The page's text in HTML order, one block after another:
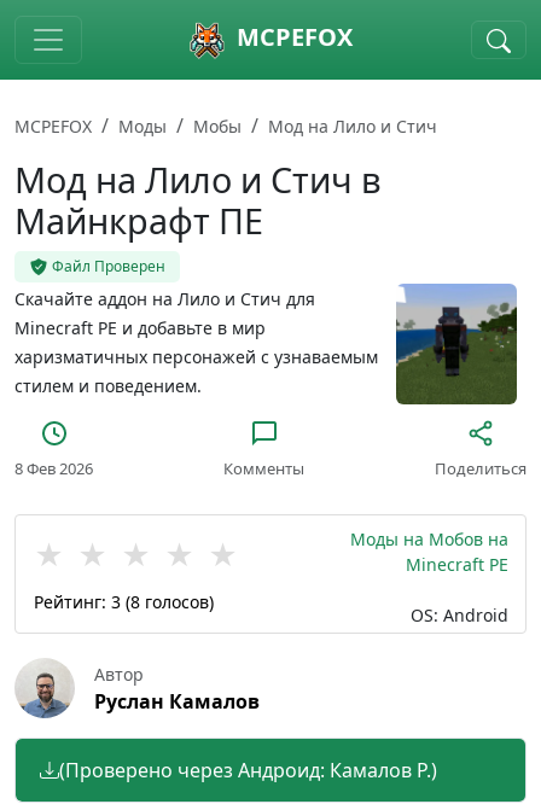
Skip to main content MCPEFOX
MCPEFOX Моды Мобы Мод на Лило и Стич
Мод на Лило и Стич в
Майнкрафт ПЕ
Файл Проверен
Скачайте аддон на Лило и Стич для
Minecraft PE и добавьте в мир
харизматичных персонажей с узнаваемым
стилем и поведением.
8 Фев 2026 Комменты Поделиться
★ ★ ★ ★ ★
Рейтинг: 3 (8 голосов)
Моды на Мобов на
Minecraft PE
OS: Android
Автор
Руслан Камалов
(Проверено через Андроид: Камалов Р.)